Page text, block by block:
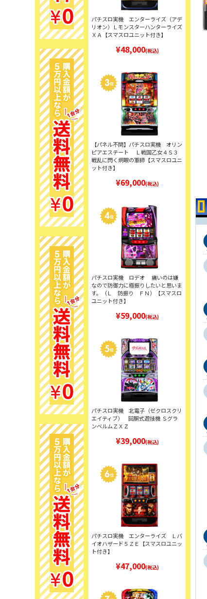
パチスロ実機 エンターライズ（アデ
リオン）Ｌモンスターハンターライズ
ＸＡ【スマスロユニット付き】
¥48,000(税込)
【パネル不問】パチスロ実機 オリン
ピアエステート Ｌ戦国乙女４Ｓ３
戦乱に閃く炯眼の軍師【スマスロユニ
ット付き】
¥69,000(税込)
パチスロ実機 ロデオ 痛いのは嫌
なので防御力に極振りしたいと思いま
す。（Ｌ 防振り ＦＮ）【スマスロ
ユニット付き】
¥59,000(税込)
パチスロ実機 北電子（ゼクロスクリ
エイティブ） 回胴式遊技機 Ｓグラ
ンベルムＺＸＺ
¥39,000(税込)
パチスロ実機 エンターライズ Ｌバ
イオハザード５ＺＥ【スマスロユニッ
ト付き】
¥47,000(税込)